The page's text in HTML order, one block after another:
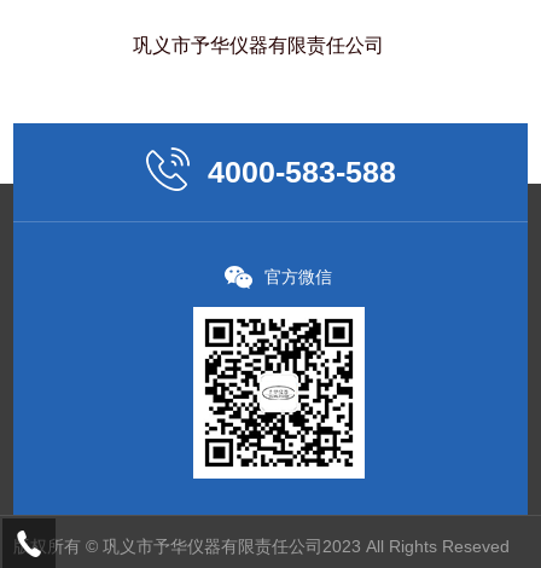
巩义市予华仪器有限责任公司
4000-583-588
官方微信
版权所有 © 巩义市予华仪器有限责任公司2023 All Rights Reseved